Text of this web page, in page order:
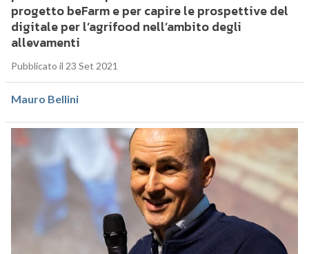
progetto beFarm e per capire le prospettive del
digitale per l’agrifood nell’ambito degli
allevamenti
Pubblicato il 23 Set 2021
Mauro Bellini